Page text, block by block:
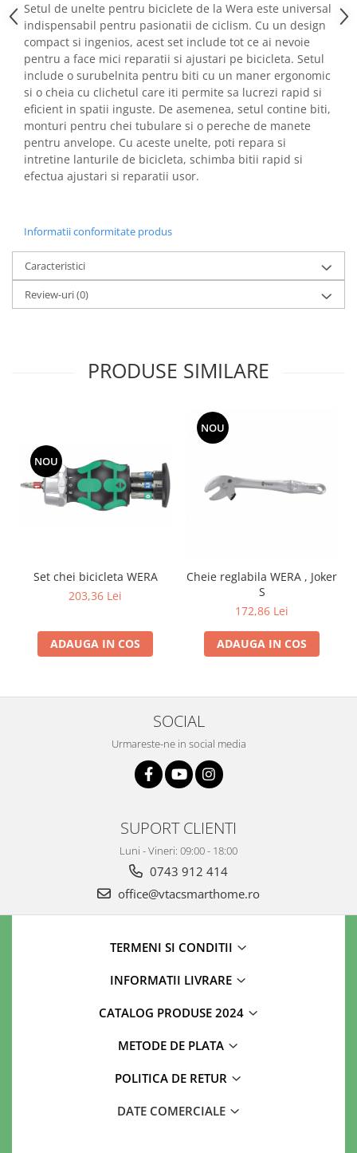
Setul de unelte pentru biciclete de la Wera este universal
indispensabil pentru pasionatii de ciclism. Cu un design
compact si ingenios, acest set include tot ce ai nevoie
pentru a face mici reparatii si ajustari pe bicicleta. Setul
include o surubelnita pentru biti cu un maner ergonomic
si o cheia cu clichetul care iti permite sa lucrezi rapid si
eficient in spatii inguste. De asemenea, setul contine biti,
monturi pentru chei tubulare si o pereche de manete
pentru anvelope. Cu aceste unelte, poti repara si
intretine lanturile de bicicleta, schimba bitii rapid si
efectua ajustari si reparatii usor.
Informatii conformitate produs
Caracteristici
Review-uri(0)
PRODUSE SIMILARE
NOU
Set chei bicicleta WERA
203,36 Lei
ADAUGA IN COS
NOU
Cheie reglabila WERA , Joker
S
172,86 Lei
ADAUGA IN COS
SOCIAL
Urmareste-ne in social media
SUPORT CLIENTI
Luni - Vineri: 09:00 - 18:00
0743 912 414
office@vtacsmarthome.ro
TERMENI SI CONDITII
INFORMATII LIVRARE
CATALOG PRODUSE 2024
METODE DE PLATA
POLITICA DE RETUR
DATE COMERCIALE